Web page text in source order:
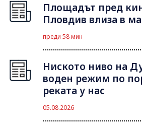
Площадът пред
Пловдив влиза в
преди 58 мин
Ниското ниво на
воден режим по
реката у нас
05.08.2026